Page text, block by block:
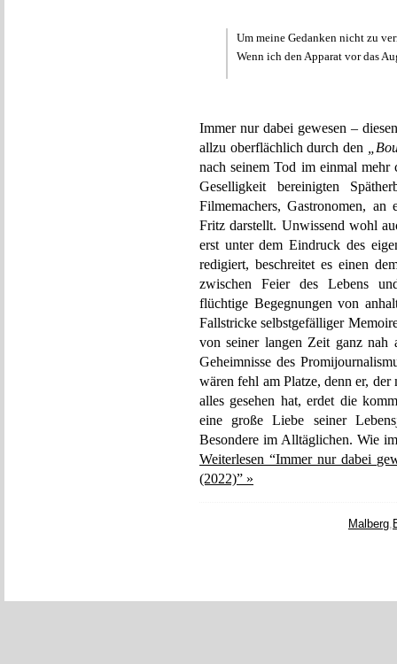
Um meine Gedanken nicht zu
Wenn ich den Apparat vor das
Immer nur dabei gewesen –
allzu oberflächlich durch den
nach seinem Tod im einmal mehr
Geselligkeit bereinigten
Filmemachers, Gastronomen,
Fritz darstellt. Unwissend wohl
erst unter dem Eindruck des
redigiert, beschreitet es einen
zwischen Feier des Lebens
flüchtige Begegnungen von
Fallstricke selbstgefälliger
von seiner langen Zeit ganz nah
Geheimnisse des
wären fehl am Platze, denn er,
alles gesehen hat, erdet die
eine große Liebe seiner
Besondere im Alltäglichen. Wie
Weiterlesen “Immer nur dabei
(2022)” »
Malberg,